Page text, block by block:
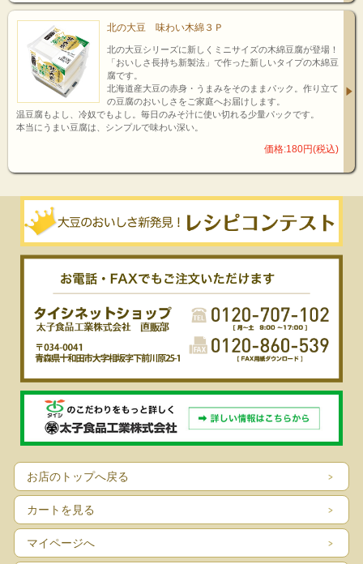
北の大豆 味わい木綿３Ｐ
北の大豆シリーズに新しくミニサイズの木綿豆腐が登場！
「おいしさ長持ち新製法」で作った新しいタイプの木綿豆
腐です。
北海道産大豆の赤身・うまみをそのままパック。作り立て
の豆腐のおいしさをご家庭へお届けします。
温豆腐もよし、冷奴でもよし。毎日のみそ汁に使い切れる少量パックです。
本当にうまい豆腐は、シンプルで味わい深い。
価格:180円(税込)
お店のトップへ戻る
カートを見る
マイページへ